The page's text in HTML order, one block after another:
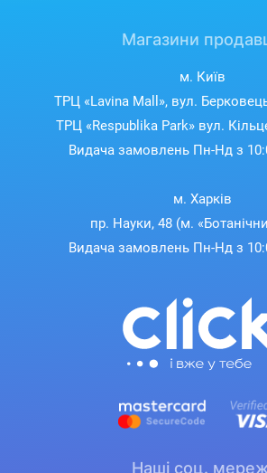
Продуманий і
дизайн
Space Q45
підвищують комфорт.
сплаву шарніри
розширюється завдяки
конструкції. Амбушюри
Магазини
м. Київ
ТРЦ «Lavina Mall», вул.
ТРЦ «Respublika Park» вул.
Видача замовлень Пн-Нд з
м. Харків
пр. Науки, 48 (м.
Видача замовлень Пн-Нд з
Наші соц.